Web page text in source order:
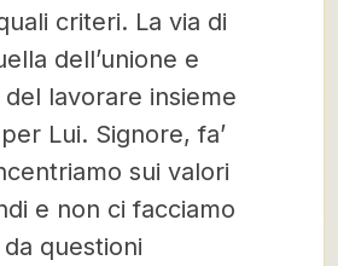
criteri. La via di
dell’unione e
del lavorare insieme
Lui. Signore, fa’
sui valori
e non ci facciamo
questioni